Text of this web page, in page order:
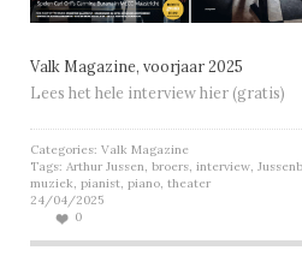
Valk Magazine, voorjaar 2025
Lees het hele interview hier (gratis)
Categories: Valk Magazine
Tags: Arthur Jussen broers interview
muziek pianist piano theater
24/04/2025
0